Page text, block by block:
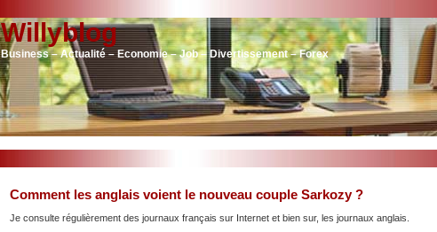
Willyblog
Business – Actualité – Economie – Job – Divertissement – Forex
Comment les anglais voient le nouveau couple Sarkozy ?
Je consulte régulièrement des journaux français sur Internet et bien sur, les journaux anglais.